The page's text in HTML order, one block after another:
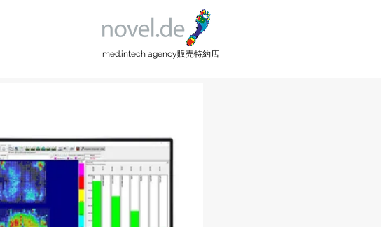
​med.intech agency販売特約店